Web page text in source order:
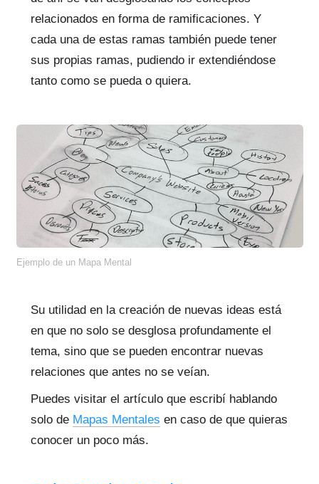
relacionados en forma de ramificaciones. Y
cada una de estas ramas también puede tener
sus propias ramas, pudiendo ir extendiéndose
tanto como se pueda o quiera.
Ejemplo de un Mapa Mental
Su utilidad en la creación de nuevas ideas está
en que no solo se desglosa profundamente el
tema, sino que se pueden encontrar nuevas
relaciones que antes no se veían.
Puedes visitar el artículo que escribí hablando
solo de Mapas Mentales en caso de que quieras
conocer un poco más.